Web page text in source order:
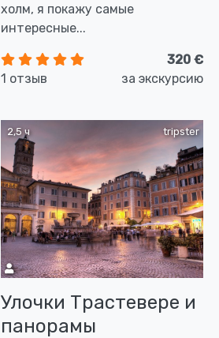
холм, я покажу самые
интересные...
1 отзыв
320 €
за экскурсию
tripster
2,5 ч
Улочки Трастевере и
панорамы